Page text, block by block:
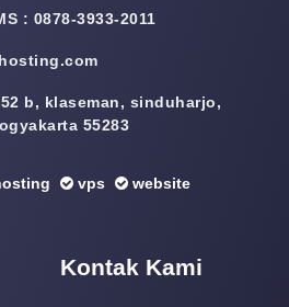
: 0878-3933-2011
b, klaseman, sinduharjo,
55283
vps website
Kontak Kami